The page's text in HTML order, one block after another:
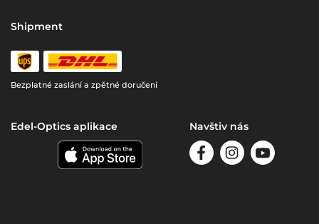
Shipment
Bezplatné zaslání a zpětné doručení
Edel-Optics aplikace Navštiv nás